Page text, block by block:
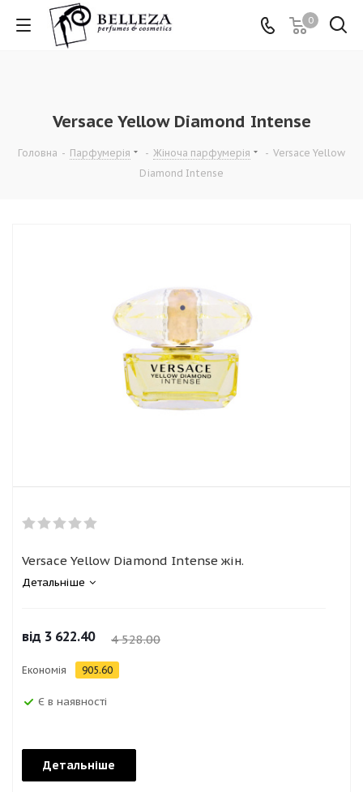
0
Versace Yellow Diamond Intense
Головна - Парфумерія - Жіноча парфумерія - Versace Yellow
Diamond Intense
Versace Yellow Diamond Intense жін.
Детальніше
від 3 622.40 4 528.00
Економія 905.60
Є в наявності
Детальніше